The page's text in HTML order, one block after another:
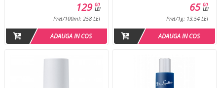
00
LEI
129
Pret/100ml: 258 LEI
ADAUGA IN COS
00
LEI
65
Pret/1g: 13.54 LEI
ADAUGA IN COS